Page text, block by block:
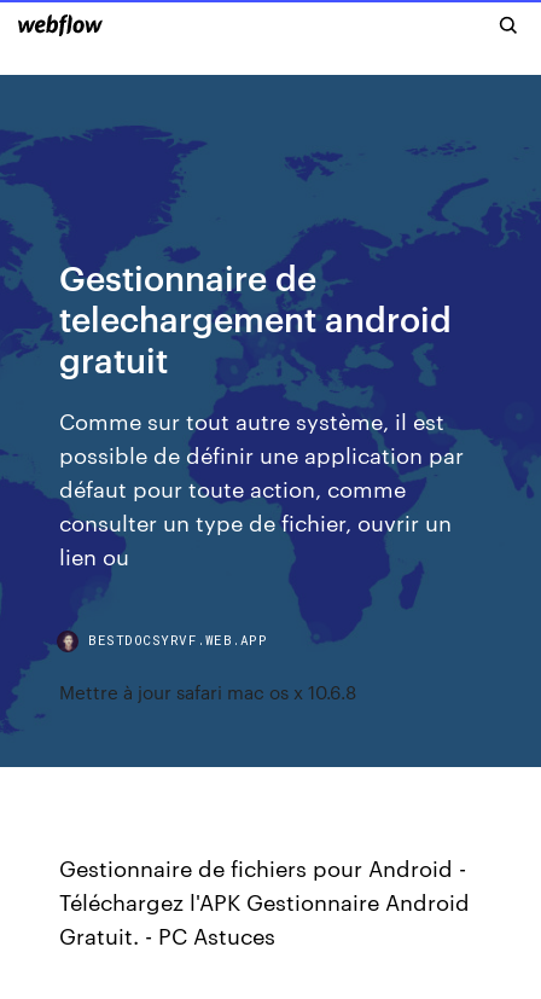
Gestionnaire de
telechargement android
gratuit
Comme sur tout autre système, il est
possible de définir une application par
défaut pour toute action, comme
consulter un type de fichier, ouvrir un
lien ou
BESTDOCSYRVF.WEB.APP
Mettre à jour safari mac os x 10.6.8
Gestionnaire de fichiers pour Android -
Téléchargez l'APK Gestionnaire Android
Gratuit. - PC Astuces